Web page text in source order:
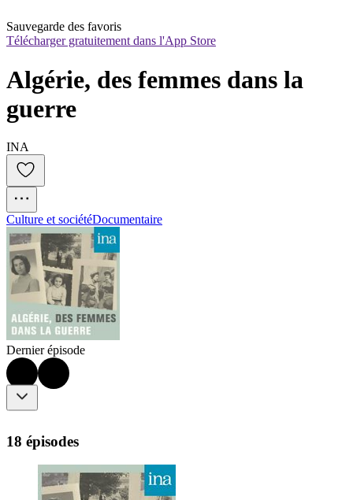
Sauvegarde des favoris
Télécharger gratuitement dans l'App Store
Algérie, des femmes dans la
guerre
INA
Culture et sociétéDocumentaire
Dernier épisode
18 épisodes